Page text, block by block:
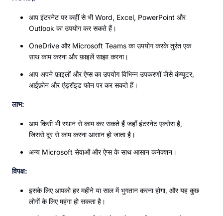
आप इंटरनेट पर कहीं से भी Word, Excel, PowerPoint और
Outlook का उपयोग कर सकते हैं।
OneDrive और Microsoft Teams का उपयोग करके तुरंत एक
साथ काम करना और फ़ाइलें साझा करना।
आप अपने फ़ाइलों और ऐप्स का उपयोग विभिन्न उपकरणों जैसे कंप्यूटर,
आईफ़ोन और एंड्रॉइड फोन पर कर सकते हैं।
लाभ:
आप किसी भी स्थान से काम कर सकते हैं जहाँ इंटरनेट एक्सेस है,
जिससे दूर से काम करना आसान हो जाता है।
अन्य Microsoft सेवाओं और ऐप्स के साथ आसान कनेक्शन।
विपक्ष:
इसके लिए आपको हर महीने या साल में भुगतान करना होगा, और यह कुछ
लोगों के लिए महंगा हो सकता है।